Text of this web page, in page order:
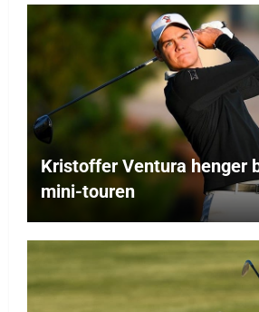
Kristoffer Ventura henger
mini-touren